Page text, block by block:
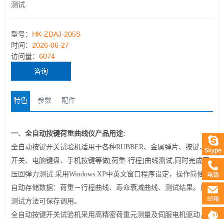
测试.
型号： HK-ZDAJ-205S
时间： 2026-06-27
访问量：6074
咨询
特色 参数 配件
一、全自动按键荷重曲线仪产品用途:
全自动按键开关试验机适用于各种RUBBER、金属弹片、按键、
开关、电脑键盘、手机按键等做[荷重-行程]曲线测试,同时完成下
压回弹力测试.采用Windows XP中英文窗口程序设定，操作简便，
自动存储数据：荷重－行程曲线、寿命衰减曲线、测试结果。且
测试方法可保存调用。
全自动按键开关试验机采用高精密荷重元测量及伺服电机驱动，